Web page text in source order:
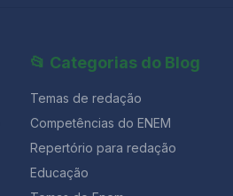
📂 Categorias do Blog
Temas de redação
Competências do ENEM
Repertório para redação
Educação